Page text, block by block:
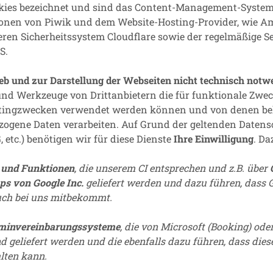
zusammengefasst:
des 14. Bayerischen
(14.BayIfSMV) darf ein
den Impfstatur der Beschäftigten verarbeiten. Dies
NUR ein „Zutrittsrecht“ verarbeitet werden darf.
Krankenhaus-Ampel auf „rot“ geschalten wurde, dass
mehr als 10 Personen, wenn während der Arbeitszeit
oder Mitarbeiter:innen bestehen können, ist der
oder getestet sind. Die Erlaubnis bezieht sich also
der Arbeitnehmer und Kunden überprüfen darf (NICHT
bezeichnet und sind das Content-Management-
von Piwik und dem Website-Hosting-Provider, wie
Sicherheitssystem Cloudflare sowie der regelmäßige
und zur Darstellung der Webseiten nicht technisch
Werkzeuge von Drittanbietern die für funktionale
verwendet werden können und von denen
Daten verarbeiten. Auf Grund der geltenden
etc.) benötigen wir für diese DiensteIhre Einwilligung.
Funktionen, die unserem CI entsprechen und z.B. über
von Google Inc. geliefert werden und dazu führen, dass
bei uns mitbekommt.
, die von Microsoft (Booking)
geliefert werden und die ebenfalls dazu führen, dass
kann.